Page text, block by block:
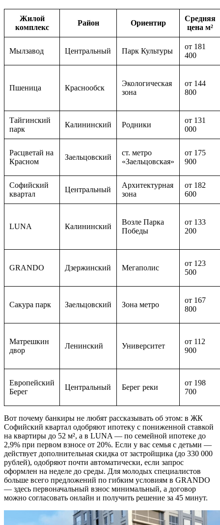
Жилой
комплекс
Район Ориентир
Средняя
цена м²
Мылзавод Центральный Парк Культуры
от 181
400
Пшеница Краснообск
Экологическая
зона
от 144
800
Тайгинский
парк
Калининский Родники
от 131
000
Расцветай на
Красном
Заельцовский
ст. метро
«Заельцовская»
от 175
900
Софийский
квартал
Центральный
Архитектурная
зона
от 182
600
LUNA Калининский
Возле Парка
Победы
от 133
200
GRANDO Дзержинский Мегаполис
от 123
500
Сакура парк Заельцовский Зона метро
от 167
800
Матрешкин
двор
Ленинский Университет
от 112
900
Европейский
Берег
Центральный Берег реки
от 198
700
Вот почему банкиры не любят рассказывать об этом: в ЖК
Софийский квартал одобряют ипотеку с пониженной ставкой
на квартиры до 52 м², а в LUNA — по семейной ипотеке до
2,9% при первом взносе от 20%. Если у вас семья с детьми —
действует дополнительная скидка от застройщика (до 330 000
рублей), одобряют почти автоматически, если запрос
оформлен на неделе до среды. Для молодых специалистов
больше всего предложений по гибким условиям в GRANDO
— здесь первоначальный взнос минимальный, а договор
можно согласовать онлайн и получить решение за 45 минут.